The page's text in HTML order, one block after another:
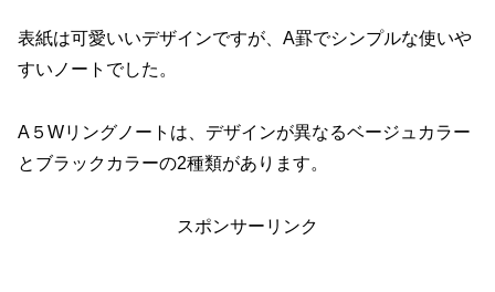
表紙は可愛いいデザインですが、A罫でシンプルな使いや
すいノートでした。
A５Wリングノートは、デザインが異なるベージュカラー
とブラックカラーの2種類があります。
スポンサーリンク